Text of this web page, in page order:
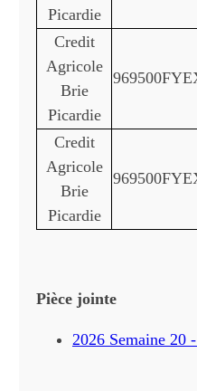
Picardie
Credit
Agricole
Brie
Picardie
Credit
Agricole
Brie
Picardie
Pièce jointe
2026 Semaine 20